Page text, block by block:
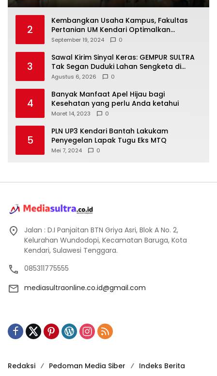
2
Kembangkan Usaha Kampus, Fakultas
Pertanian UM Kendari Optimalkan
Laboratorium Lapangan Agribisnis
September 19, 2024 0
3
Sawal Kirim Sinyal Keras: GEMPUR SULTRA
Tak Segan Duduki Lahan Sengketa di
Puuwatu
Agustus 6, 2026 0
4
Banyak Manfaat Apel Hijau bagi
Kesehatan yang perlu Anda ketahui
Maret 14, 2023 0
5
PLN UP3 Kendari Bantah Lakukam
Penyegelan Lapak Tugu Eks MTQ
Mei 7, 2024 0
Jalan : D.I Panjaitan BTN Griya Asri, Blok A No. 2,
Kelurahan Wundodopi, Kecamatan Baruga, Kota
Kendari, Sulawesi Tenggara.
085311775555
mediasultraonline.co.id@gmail.com
Redaksi Pedoman Media Siber Indeks Berita